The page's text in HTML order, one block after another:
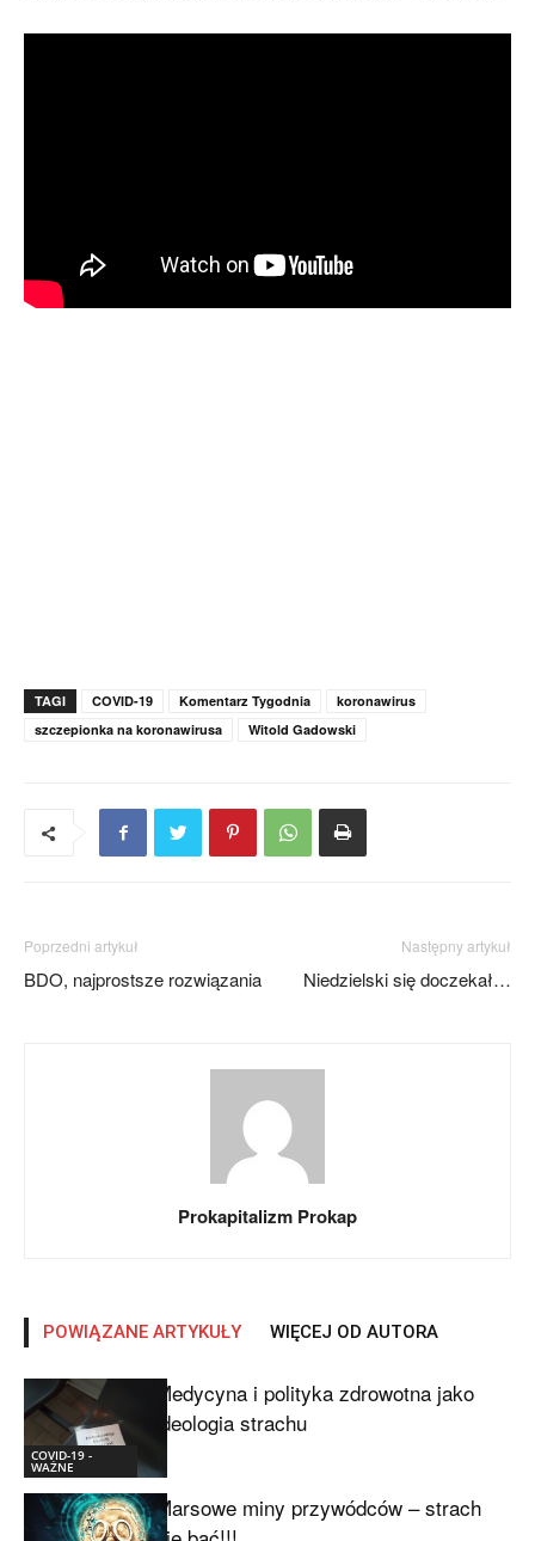
TAGI COVID-19 Komentarz Tygodnia
koronawirus
szczepionka na koronawirusa
Witold Gadowski
Poprzedni artykuł
BDO, najprostsze rozwiązania
Następny artykuł
Niedzielski się doczekał…
Prokapitalizm Prokap
POWIĄZANE ARTYKUŁY WIĘCEJ OD AUTORA
COVID-19 -
WAŻNE
Medycyna i polityka zdrowotna jako
ideologia strachu
Marsowe miny przywódców – strach